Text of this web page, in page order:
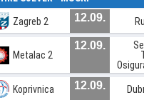
Zagreb 2 12.09.
Metalac 2
12.09.
Koprivnica 12.09.